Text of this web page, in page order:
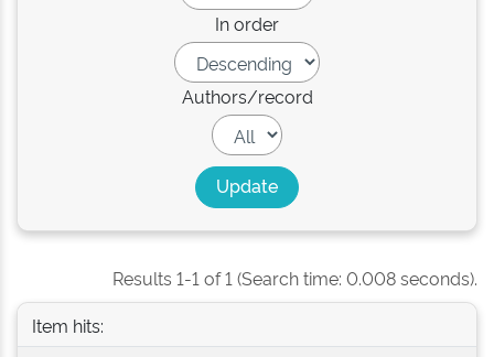
In order
Authors/record
Results 1-1 of 1 (Search time: 0.008 seconds).
Item hits: